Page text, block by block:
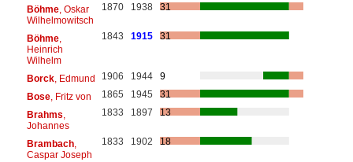
Böhme, Oskar
Wilhelmowitsch
1870 1938 31
Böhme,
Heinrich
Wilhelm
1843 1915 31
Borck, Edmund 1906 1944
9
Bose, Fritz von 1865 1945
31
Brahms
Johannes
1833 1897 13
Brambach,
Caspar Joseph
1833 1902 18